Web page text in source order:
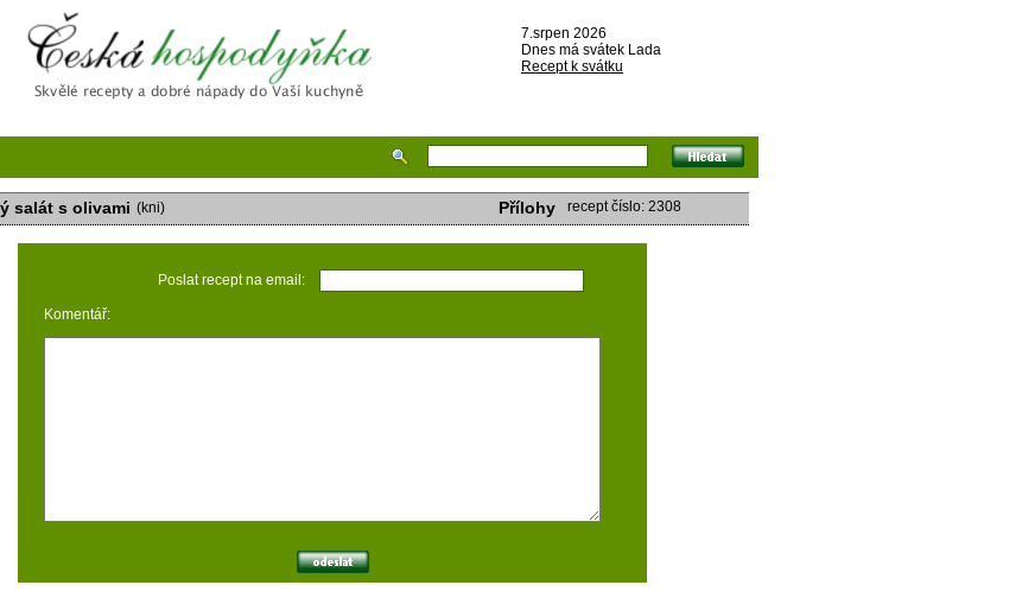
Česká hospodyňka
7.srpen 2026
Dnes má svátek Lada
Recept k svátku
salát s olivami (kni) Přílohy recept číslo: 2308
Poslat recept na email:
Komentář: